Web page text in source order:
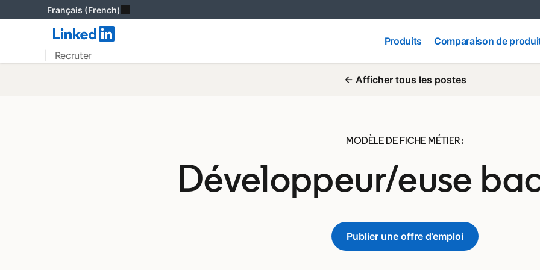
Français (French)
| Recruter
Produits
Produits
Comparaison
de produits
Comparaison de
← Afficher tous les postes
MODÈLE DE FICHE MÉTIER :
Développeur/euse
Publier une offre d’emploi
opens in a new tab